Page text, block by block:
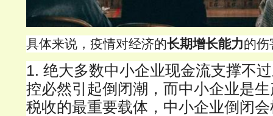
具体来说，疫情对经济的长期增长能力的伤
1. 绝大多数中小企业现金流支撑不
控必然引起倒闭潮，而中小企业是
税收的最重要载体，中小企业倒闭